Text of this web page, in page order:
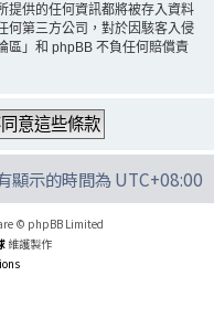
提供的任何資訊都將被存入資料
何第三方公司，對於因駭客入侵
區」和 phpBB 不負任何賠償責
顯示的時間為UTC+08:00
© phpBB Limited
維護製作